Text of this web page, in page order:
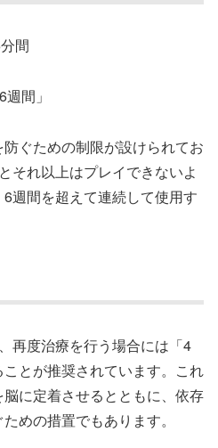
間
間」
ぐための制限が設けられてお
それ以上はプレイできないよ
週間を超えて連続して使用す
再度治療を行う場合には「4
とが推奨されています。これ
に定着させるとともに、依存
めの措置でもあります。